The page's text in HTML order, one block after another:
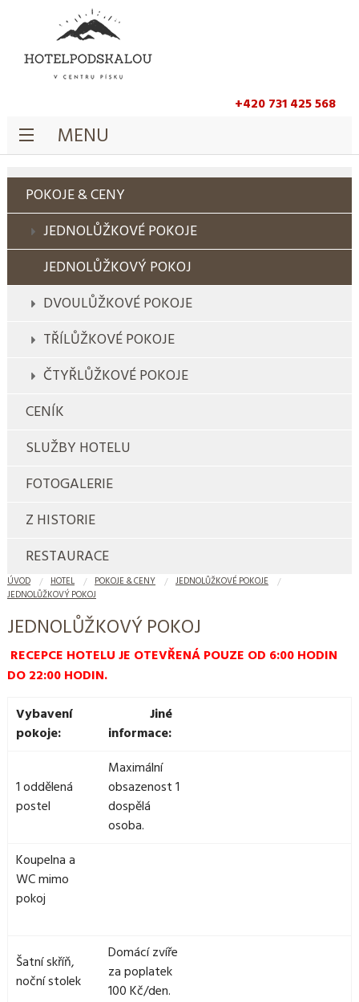
+420 731 425 568
MENU
POKOJE & CENY
JEDNOLŮŽKOVÉ POKOJE
JEDNOLŮŽKOVÝ POKOJ
DVOULŮŽKOVÉ POKOJE
TŘÍLŮŽKOVÉ POKOJE
ČTYŘLŮŽKOVÉ POKOJE
CENÍK
SLUŽBY HOTELU
FOTOGALERIE
Z HISTORIE
RESTAURACE
ÚVOD HOTEL POKOJE & CENY
JEDNOLŮŽKOVÉ POKOJE
JEDNOLŮŽKOVÝ POKOJ
JEDNOLŮŽKOVÝ POKOJ
RECEPCE HOTELU JE OTEVŘENÁ POUZE OD 6:00 HODIN
DO 22:00 HODIN.
Vybavení
pokoje:
Jiné
informace:
1 oddělená
postel
Maximální
obsazenost 1
dospělá
osoba.
Koupelna a
WC mimo
pokoj
Šatní skříň,
noční stolek
Domácí zvíře
za poplatek
100 Kč/den.